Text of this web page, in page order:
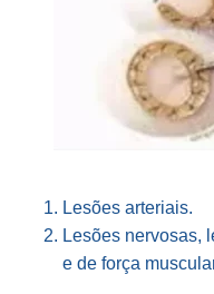
Lesões arteriais.
Lesões nervosas,
e de força